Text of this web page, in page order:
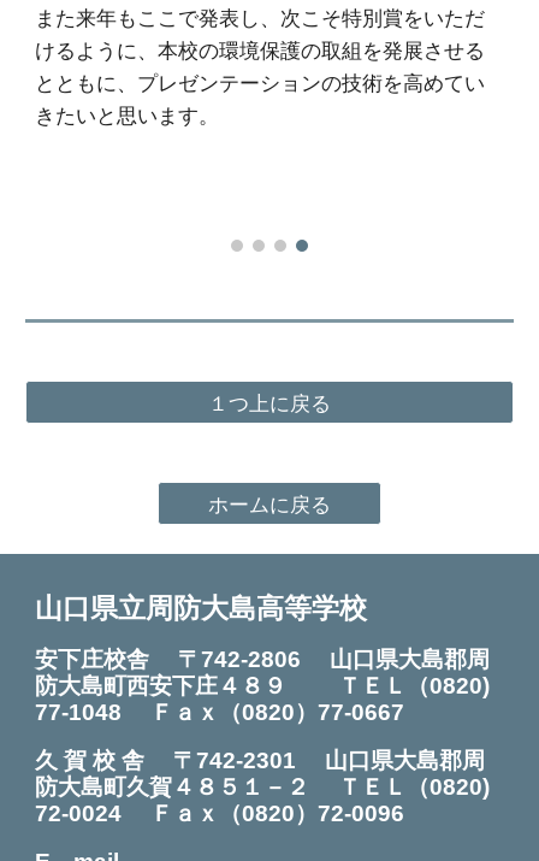
また来年もここで発表し、次こそ特別賞をいただ
けるように、本校の環境保護の取組を発展させる
とともに、プレゼンテーションの技術を高めてい
きたいと思います。
１つ上に戻る
ホームに戻る
山口県立周防大島高等学校
安下庄校舎 〒742-2806 山口県大島郡周
防大島町西安下庄４８９ ＴＥＬ
（0820)
77-1048 Ｆａｘ（0820）77-0667
久 賀 校 舎
〒742-2301
山口県大島郡周
防大島町久賀４８５１－２ ＴＥＬ（0820)
72-0024 Ｆ ａｘ（0820）72-0096